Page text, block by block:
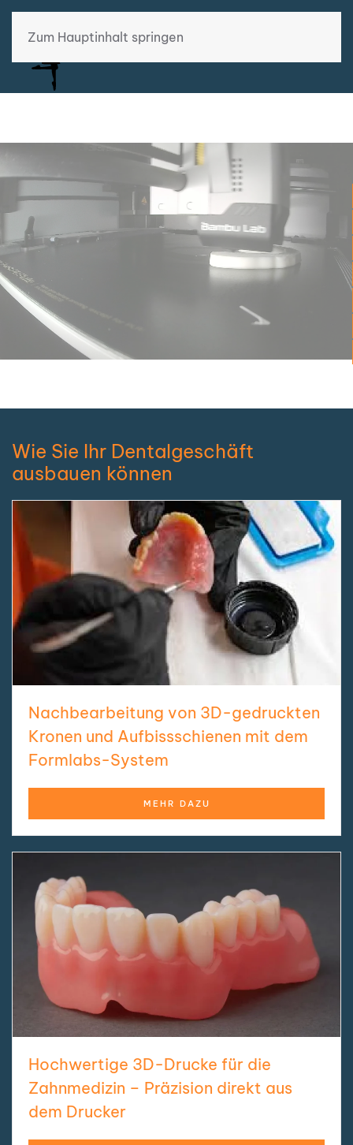
Zum Hauptinhalt springen
Wie Sie Ihr Dentalgeschäft
ausbauen können
Nachbearbeitung von 3D-gedruckten
Kronen und Aufbissschienen mit dem
Formlabs-System
MEHR DAZU
Hochwertige 3D-Drucke für die
Zahnmedizin – Präzision direkt aus
dem Drucker